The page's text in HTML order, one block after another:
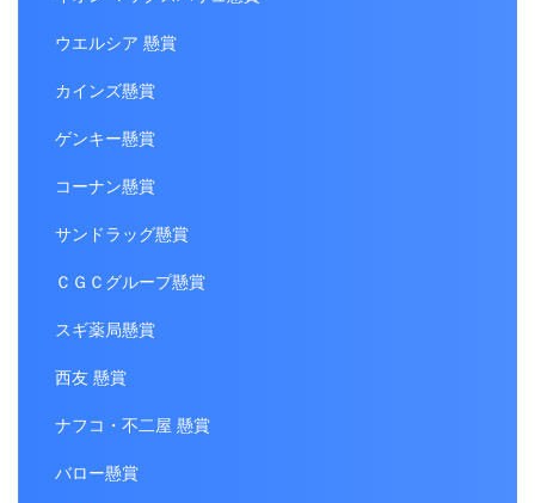
ウエルシア 懸賞
カインズ懸賞
ゲンキー懸賞
コーナン懸賞
サンドラッグ懸賞
ＣＧＣグループ懸賞
スギ薬局懸賞
西友 懸賞
ナフコ・不二屋 懸賞
バロー懸賞